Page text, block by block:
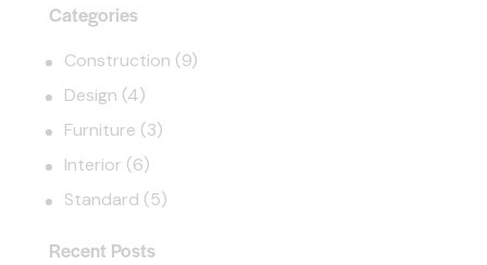
Categories
Construction (9)
Design (4)
Furniture (3)
Interior (6)
Standard (5)
Recent Posts